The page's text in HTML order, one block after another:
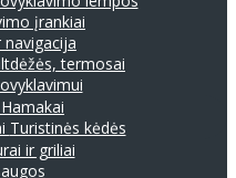
įrankiai
navigacija
termosai
Hamakai
Turistinės kėdės
ir griliai